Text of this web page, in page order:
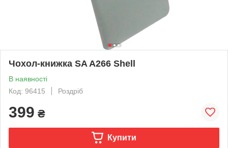
Чохол-книжка SA A266 Shell
В наявності
Код: 96415
Роздріб
399 ₴
Купити